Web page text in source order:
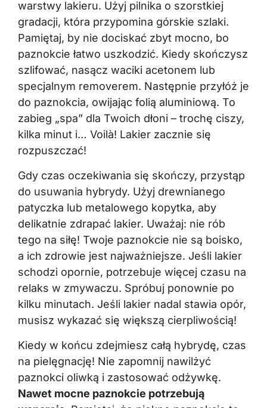
warstwy lakieru. Użyj pilnika o szorstkiej
gradacji, która przypomina górskie szlaki.
Pamiętaj, by nie dociskać zbyt mocno, bo
paznokcie łatwo uszkodzić. Kiedy skończysz
szlifować, nasącz waciki acetonem lub
specjalnym removerem. Następnie przyłóż je
do paznokcia, owijając folią aluminiową. To
zabieg „spa” dla Twoich dłoni – trochę ciszy,
kilka minut i… Voilà! Lakier zacznie się
rozpuszczać!
Gdy czas oczekiwania się skończy, przystąp
do usuwania hybrydy. Użyj drewnianego
patyczka lub metalowego kopytka, aby
delikatnie zdrapać lakier. Uważaj: nie rób
tego na siłę! Twoje paznokcie nie są boisko,
a ich zdrowie jest najważniejsze. Jeśli lakier
schodzi opornie, potrzebuje więcej czasu na
relaks w zmywaczu. Spróbuj ponownie po
kilku minutach. Jeśli lakier nadal stawia opór,
musisz wykazać się większą cierpliwością!
Kiedy w końcu zdejmiesz całą hybrydę, czas
na pielęgnację! Nie zapomnij nawilżyć
paznokci oliwką i zastosować odżywkę.
Nawet mocne paznokcie potrzebują